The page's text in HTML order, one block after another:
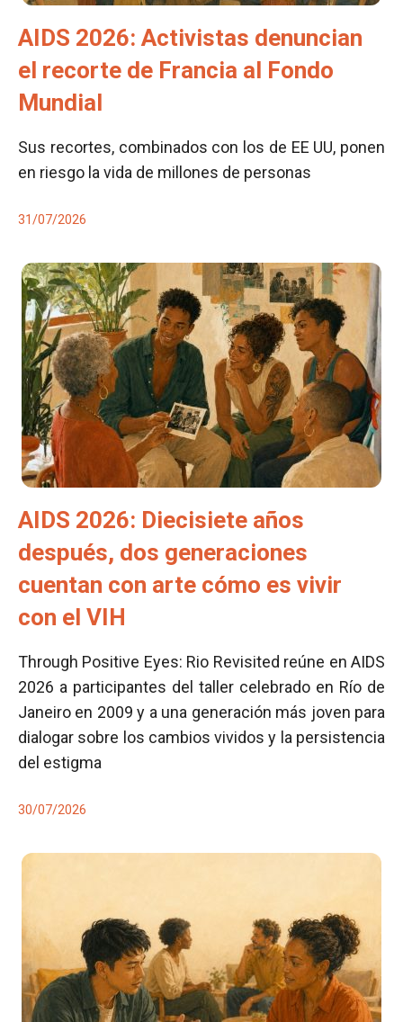
AIDS 2026: Activistas denuncian
el recorte de Francia al Fondo
Mundial
Sus recortes, combinados con los de EE UU, ponen
en riesgo la vida de millones de personas
31/07/2026
AIDS 2026: Diecisiete años
después, dos generaciones
cuentan con arte cómo es vivir
con el VIH
Through Positive Eyes: Rio Revisited reúne en AIDS
2026 a participantes del taller celebrado en Río de
Janeiro en 2009 y a una generación más joven para
dialogar sobre los cambios vividos y la persistencia
del estigma
30/07/2026